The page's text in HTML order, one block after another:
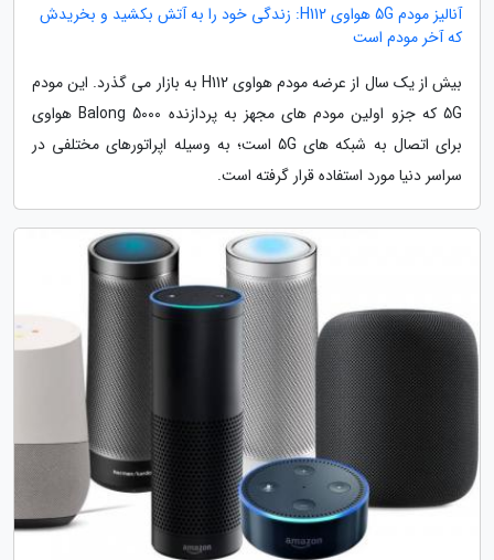
آنالیز مودم 5G هواوی H112: زندگی خود را به آتش بکشید و بخریدش
که آخر مودم است
بیش از یک سال از عرضه مودم هواوی H112 به بازار می گذرد. این مودم
5G که جزو اولین مودم های مجهز به پردازنده Balong 5000 هواوی
برای اتصال به شبکه های 5G است؛ به وسیله اپراتورهای مختلفی در
سراسر دنیا مورد استفاده قرار گرفته است.